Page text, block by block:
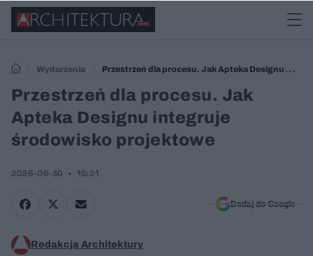
Wydarzenia
Przestrzeń dla procesu. Jak Apteka Designu
integruje środowisko projektowe
Przestrzeń dla procesu. Jak
Apteka Designu integruje
środowisko projektowe
2026-06-30 15:21
Dodaj do Google
Redakcja Architektury